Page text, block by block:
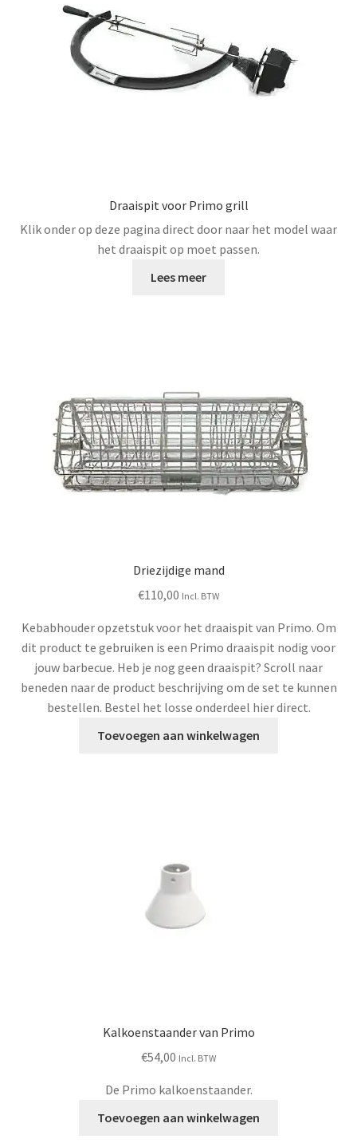
op
de
productpagina
Draaispit voor Primo grill
Klik onder op deze pagina direct door naar het model waar
het draaispit op moet passen.
Lees meer
Driezijdige mand
€110,00 Incl. BTW
Kebabhouder opzetstuk voor het draaispit van Primo. Om
dit product te gebruiken is een Primo draaispit nodig voor
jouw barbecue. Heb je nog geen draaispit? Scroll naar
beneden naar de product beschrijving om de set te kunnen
bestellen. Bestel het losse onderdeel hier direct.
Toevoegen aan winkelwagen
Kalkoenstaander van Primo
€54,00 Incl. BTW
De Primo kalkoenstaander.
Toevoegen aan winkelwagen